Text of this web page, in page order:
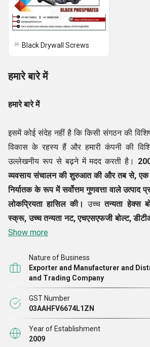
Black Drywall Screws
हमारे बारे में
हमारे बारे में
इसमें कोई संदेह नहीं है कि किसी संगठन की
विकास के रहस्य हैं और हमारी कंपनी की
उल्लेखनीय रूप से बढ़ने में मदद करती है।
व्यवसाय संचालन की शुरुआत की और तब से,
निर्यातक के रूप में सर्वोत्तम गुणवत्ता वाले उत्पाद
लोकप्रियता हासिल की। उच्चतन्यता हेक्स
स्क्रू, उच्च तन्यता नट, एचएसएफजी बोल्ट,
नट, एएसटीएम ए 193 ग्रेड बी 7 स्टड, एएसटीएम
अनूठा चयन हमारी सुविधा में सावधानीपूर्वक
सुनिश्चित करते हैं कि विकास प्रक्रिया के बाद
उच्च गुणवत्ता मानदंडों के अनुसार किया जाए। इन
हमारी सेवाओं की सराहना करते हैं और हम यह
में यह आभार बरकरार रहे।
Show more
Nature of Business
Exporter and Manufacturer and
and Trading Company
GST Number
03AAHFV6674L1ZN
Year of Establishment
2009